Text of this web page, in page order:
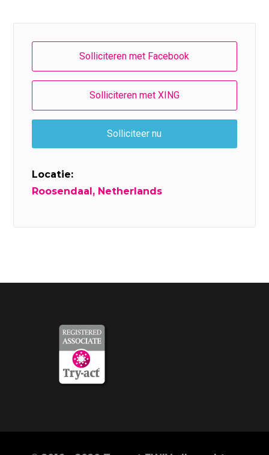
Locatie:
Roosendaal, Netherlands